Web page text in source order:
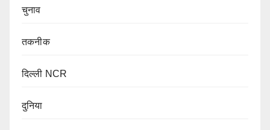
चुनाव
तकनीक
दिल्ली NCR
दुनिया